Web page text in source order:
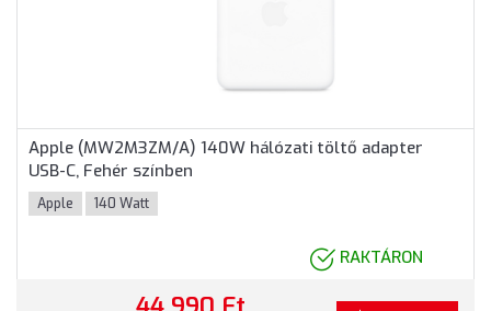
Apple (MW2M3ZM/A) 140W hálózati töltő adapter
USB-C, Fehér színben
Apple 140 Watt
RAKTÁRON